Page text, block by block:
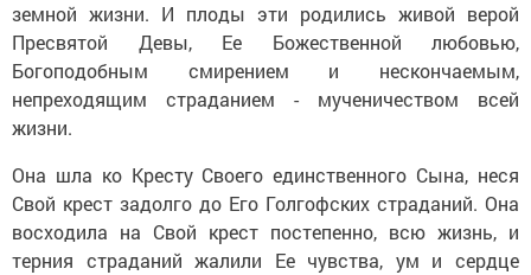
земной жизни. И плоды эти родились живой верой
Пресвятой Девы, Ее Божественной любовью,
Богоподобным смирением и нескончаемым,
непреходящим страданием - мученичеством всей
жизни.
Она шла ко Кресту Своего единственного Сына, неся
Свой крест задолго до Его Голгофских страданий. Она
восходила на Свой крест постепенно, всю жизнь, и
терния страданий жалили Ее чувства, ум и сердце